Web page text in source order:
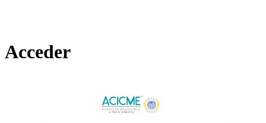
Acceder